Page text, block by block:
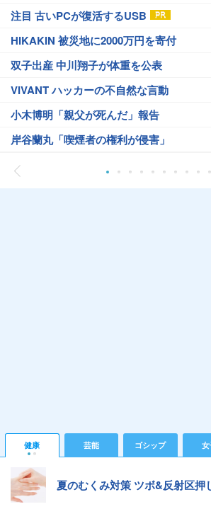
注目 古いPCが復活するUSB
HIKAKIN 被災地に2000万円を寄付
双子出産 中川翔子が体重を公表
VIVANT ハッカーの不自然な言動
小木博明「親父が死んだ」報告
岸谷蘭丸「喫煙者の権利が侵害」
健康 芸能 ゴシップ
夏のむくみ対策 ツボ&反射区押